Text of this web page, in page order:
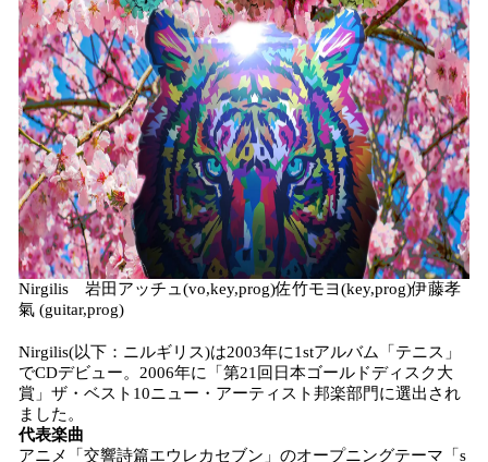
Nirgilis 岩田アッチュ(vo,key,prog)佐竹モヨ(key,prog)伊藤孝
氣 (guitar,prog)
Nirgilis(以下：ニルギリス)は2003年に1stアルバム「テニス」
でCDデビュー。2006年に「第21回日本ゴールドディスク大
賞」ザ・ベスト10ニュー・アーティスト邦楽部門に選出され
ました。
代表楽曲
アニメ「交響詩篇エウレカセブン」のオープニングテーマ「s